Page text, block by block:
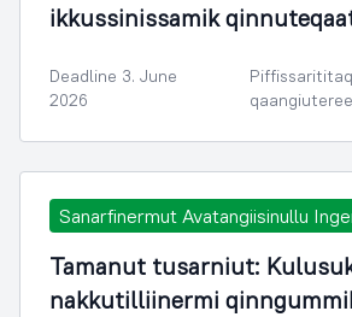
ikkussinissamik
Deadline 3. June
2026
Piffissarititaq
Sanarfinermut Avatangiisinullu
Tamanut tusarniut:
nakkutilliinermi